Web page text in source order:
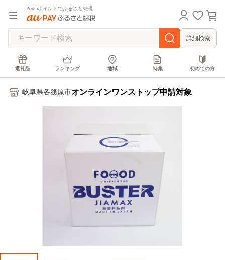
Pontaポイントでふるさと納税
詳細検索
返礼品 ランキング 地域 特集 初めての方
岐阜県各務原市オンラインワンストップ申請対象